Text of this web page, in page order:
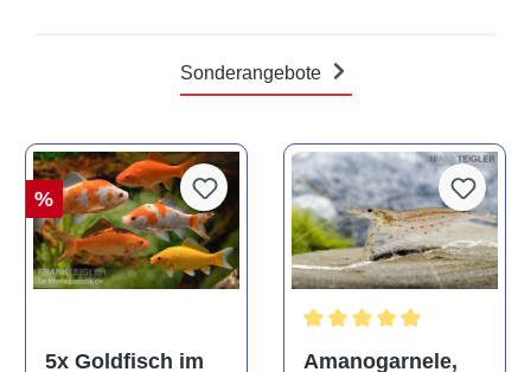
Sonderangebote
%
5x Goldfisch im
Amanogarnele,